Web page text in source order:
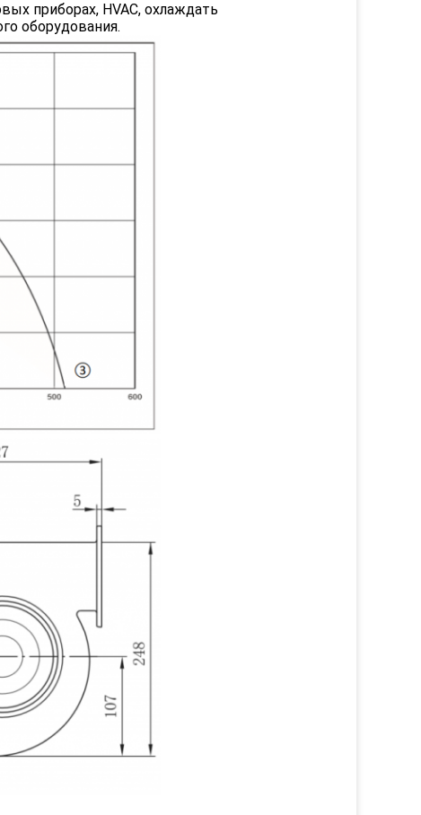
приборах, HVAC, охлаждать
оборудования.